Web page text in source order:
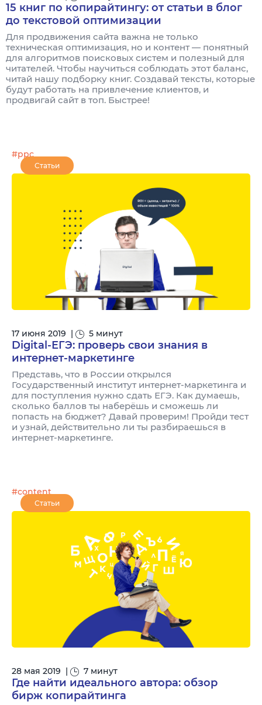
15 книг по копирайтингу: от статьи в блог
до текстовой оптимизации
Для продвижения сайта важна не только
техническая оптимизация, но и контент — понятный
для алгоритмов поисковых систем и полезный для
читателей. Чтобы научиться соблюдать этот баланс,
читай нашу подборку книг. Создавай тексты, которые
будут работать на привлечение клиентов, и
продвигай сайт в топ. Быстрее!
#ppc
Статьи
17 июня 2019 | 5 минут
Digital-ЕГЭ: проверь свои знания в
интернет-маркетинге
Представь, что в России открылся
Государственный институт интернет-маркетинга и
для поступления нужно сдать ЕГЭ. Как думаешь,
сколько баллов ты наберёшь и сможешь ли
попасть на бюджет? Давай проверим! Пройди тест
и узнай, действительно ли ты разбираешься в
интернет-маркетинге.
#content
Статьи
28 мая 2019 | 7 минут
Где найти идеального автора: обзор
бирж копирайтинга